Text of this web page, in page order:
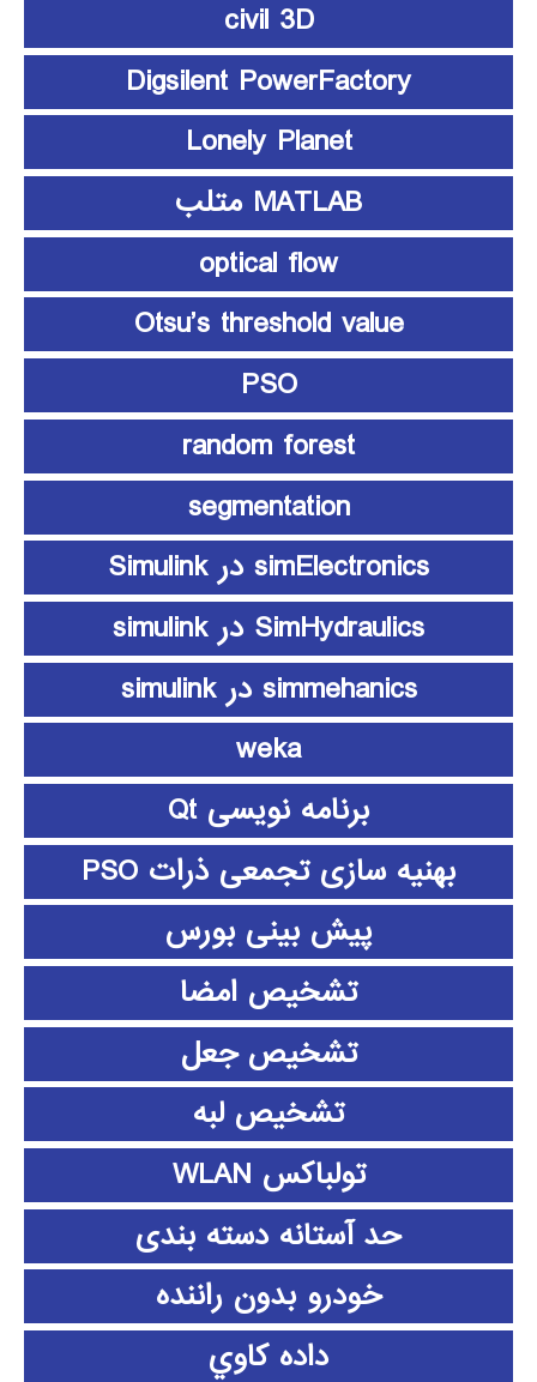
civil 3D
Digsilent PowerFactory
Lonely Planet
MATLAB متلب
optical flow
Otsu’s threshold value
PSO
random forest
segmentation
simElectronics در Simulink
SimHydraulics در simulink
simmehanics در simulink
weka
برنامه نویسی Qt
بهنیه سازی تجمعی ذرات PSO
پیش بینی بورس
تشخیص امضا
تشخیص جعل
تشخیص لبه
تولباکس WLAN
حد آستانه دسته بندی
خودرو بدون راننده
داده كاوي